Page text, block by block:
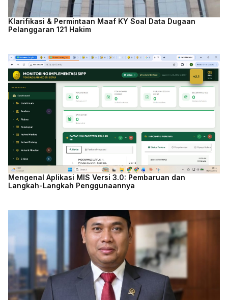
Klarifikasi & Permintaan Maaf KY Soal Data Dugaan
Pelanggaran 121 Hakim
Mengenal Aplikasi MIS Versi 3.0: Pembaruan dan
Langkah-Langkah Penggunaannya